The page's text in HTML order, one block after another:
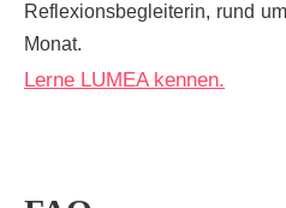
Reflexionsbegleiterin, rund
Monat.
Lerne LUMEA kennen.